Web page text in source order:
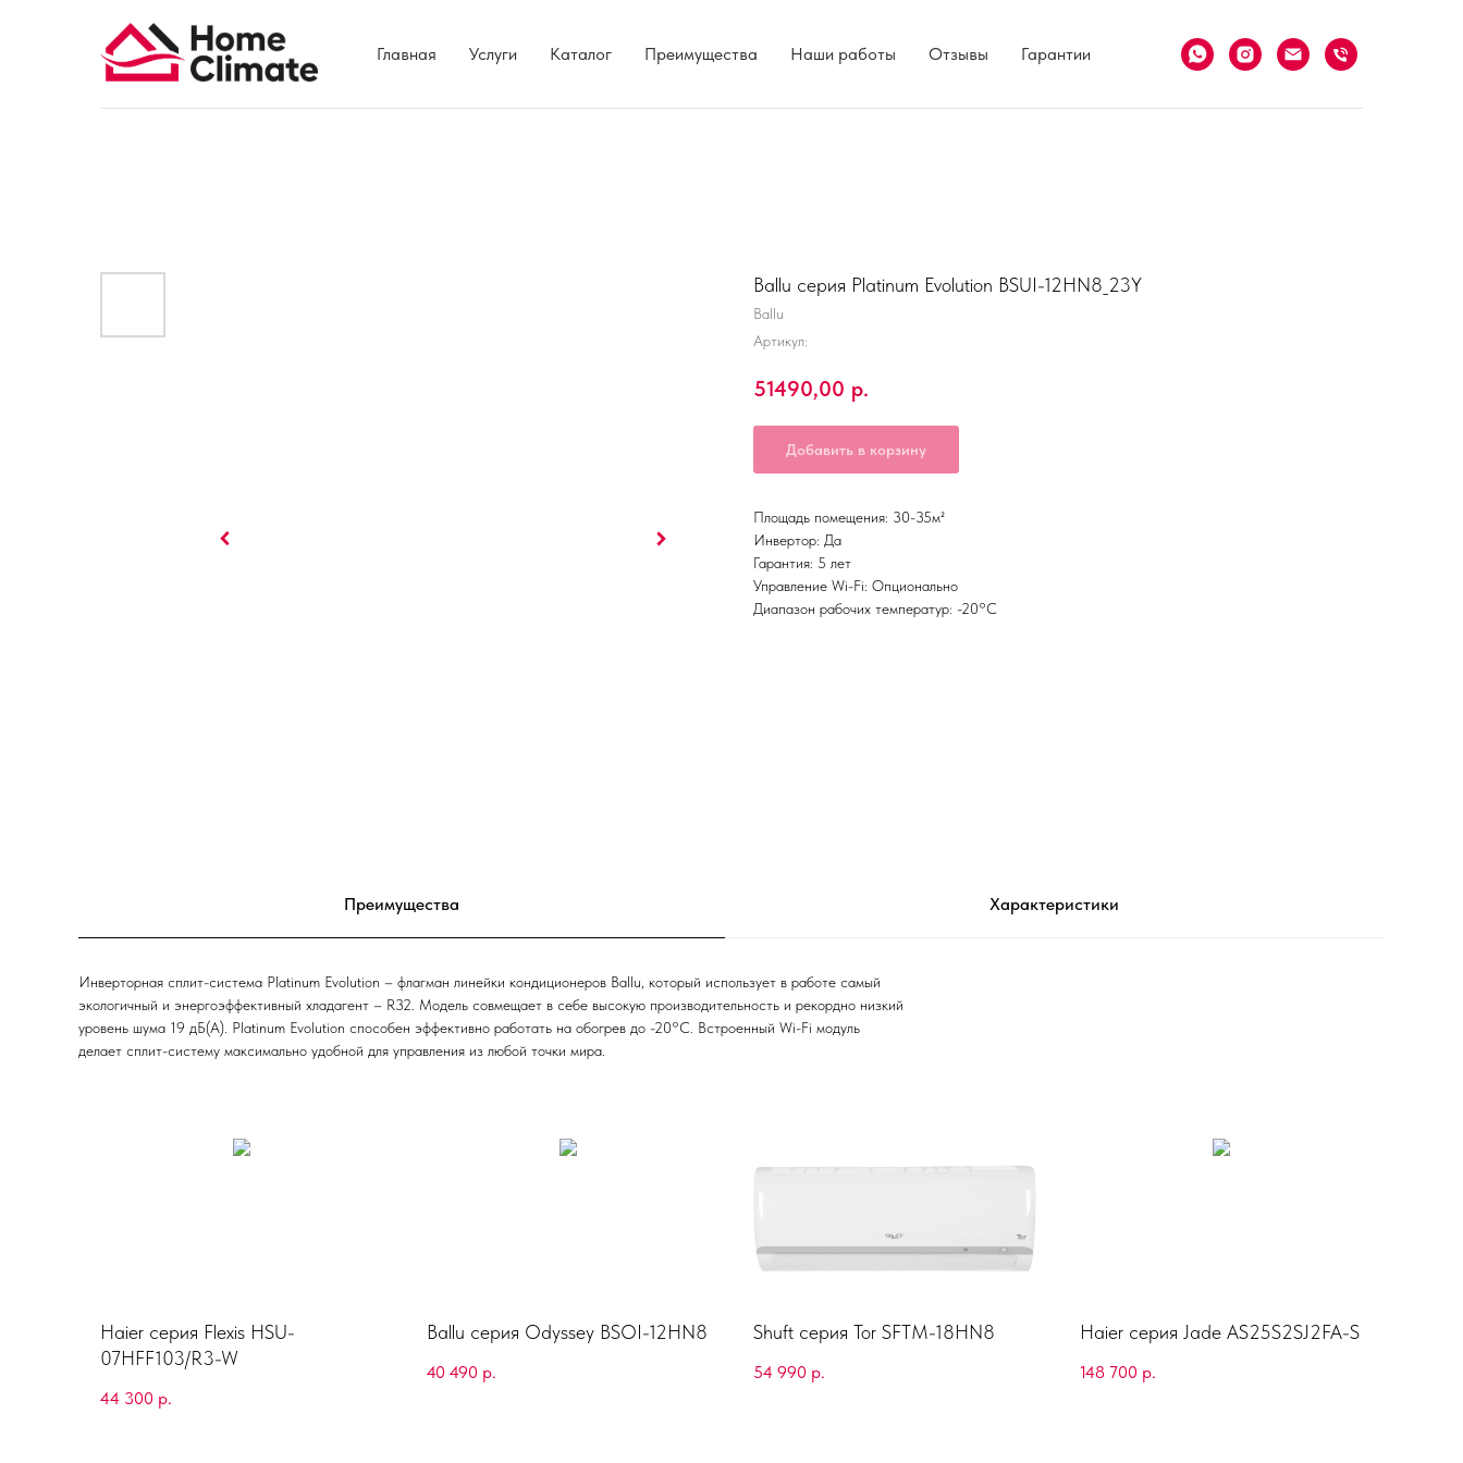
Главная Услуги Каталог Преимущества Наши работы Отзывы Гарантии
Ballu серия Platinum Evolution BSUI-12HN8_23Y
Ballu
Артикул:
51490,00 р.
Добавить в корзину
Площадь помещения: 30-35м²
Инвертор: Да
Гарантия: 5 лет
Управление Wi-Fi: Опционально
Диапазон рабочих температур: -20°С
Преимущества Характеристики
Инверторная сплит-система Platinum Evolution – флагман линейки кондиционеров Ballu, который использует в работе самый
экологичный и энергоэффективный хладагент – R32. Модель совмещает в себе высокую производительность и рекордно низкий
уровень шума 19 дБ(А). Platinum Evolution способен эффективно работать на обогрев до -20°С. Встроенный Wi-Fi модуль
делает сплит-систему максимально удобной для управления из любой точки мира.
Haier серия Flexis HSU-
07HFF103/R3-W
44 300 р.
Ballu серия Odyssey BSOI-12HN8
40 490 р.
Shuft серия Tor SFTM-18HN8
54 990 р.
Haier серия Jade AS25S2SJ2FA-S
148 700 р.